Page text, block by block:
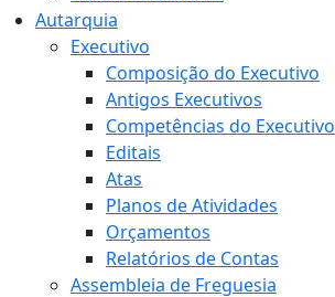
Autarquia
Executivo
Composição do Executivo
Antigos Executivos
Competências do Executivo
Editais
Atas
Planos de Atividades
Orçamentos
Relatórios de Contas
Assembleia de Freguesia